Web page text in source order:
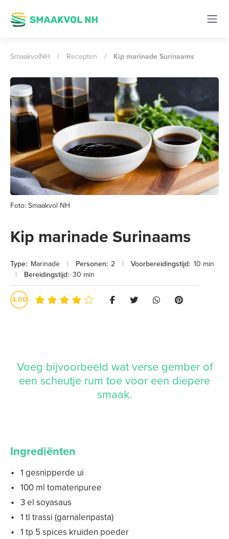
SmaakvolNH / Recepten / Kip marinade Surinaams
Foto: Smaakvol NH
Kip marinade Surinaams
Type: Marinade | Personen: 2 | Voorbereidingstijd: 10 min
|
Bereidingstijd: 30 min
4,00
Voeg bijvoorbeeld wat verse gember of
een scheutje rum toe voor een diepere
smaak.
Ingrediënten
1 gesnipperde ui
100 ml tomatenpuree
3 el soyasaus
1 tl trassi (garnalenpasta)
1 tp 5 spices kruiden poeder